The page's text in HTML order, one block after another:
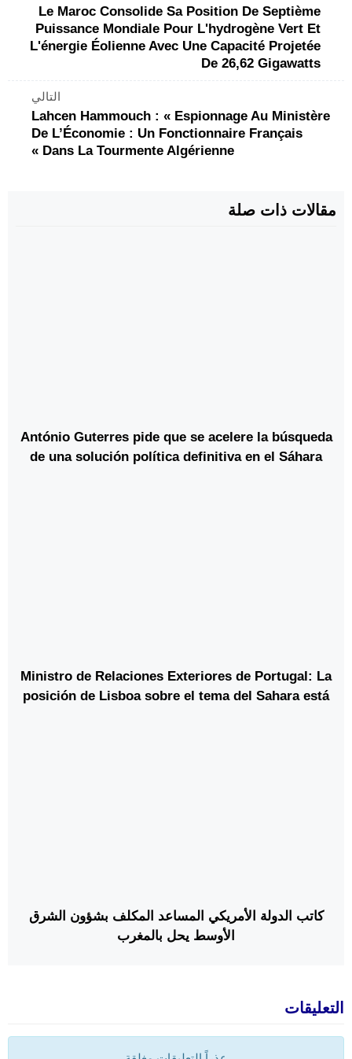
Le Maroc Consolide Sa Position De Septième
Puissance Mondiale Pour L'hydrogène Vert Et
L'énergie Éolienne Avec Une Capacité Projetée
De 26,62 Gigawatts
التالي
Lahcen Hammouch : « Espionnage Au Ministère
De L’Économie : Un Fonctionnaire Français
Dans La Tourmente Algérienne »
مقالات ذات صلة
António Guterres pide que se acelere la búsqueda
de una solución política definitiva en el Sáhara
Ministro de Relaciones Exteriores de Portugal: La
posición de Lisboa sobre el tema del Sahara está
كاتب الدولة الأمريكي المساعد المكلف بشؤون الشرق
الأوسط يحل بالمغرب
التعليقات